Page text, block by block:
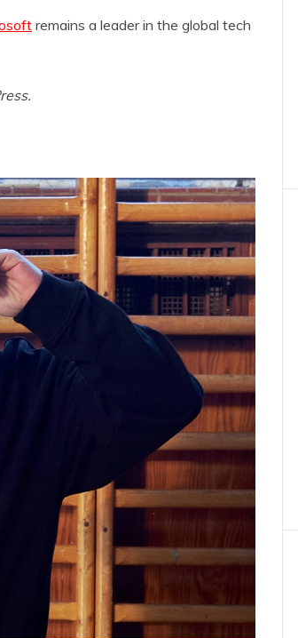
remains a leader in the global tech